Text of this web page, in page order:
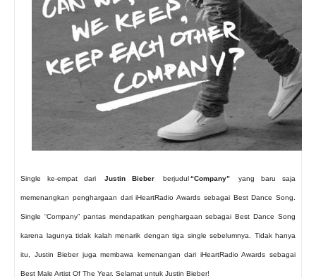
Single ke-empat dari Justin Bieber berjudul “Company” yang baru saja
memenangkan penghargaan dari iHeartRadio Awards sebagai Best Dance Song.
Single “Company” pantas mendapatkan penghargaan sebagai Best Dance Song
karena lagunya tidak kalah menarik dengan tiga single sebelumnya. Tidak hanya
itu, Justin Bieber juga membawa kemenangan dari iHeartRadio Awards sebagai
Best Male Artist Of The Year. Selamat untuk Justin Bieber!